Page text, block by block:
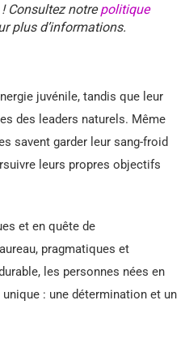
Consultez notrepolitique
plus d’informations.
juvénile, tandis que leur
des leaders naturels. Même
savent garder leur sang-froid
leurs propres objectifs
et en quête de
pragmatiques et
les personnes nées en
: une détermination et un